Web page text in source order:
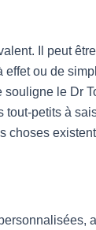
Il peut
ou de
le Dr
petits à
choses